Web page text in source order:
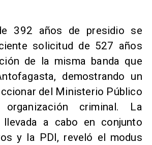
392 años de presidio se
solicitud de 527 años
de la misma banda que
demostrando un
del Ministerio Público
criminal. La
llevada a cabo en conjunto
y la PDI, reveló el modus